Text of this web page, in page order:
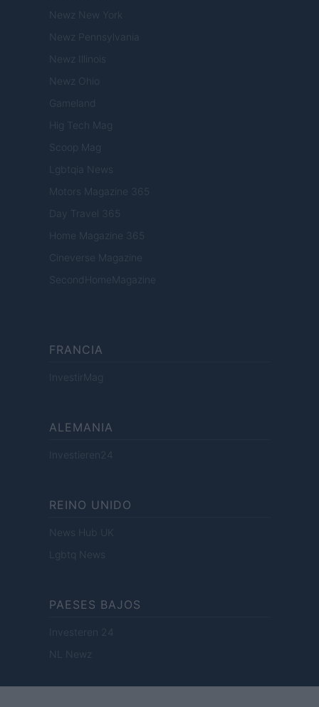
Newz New York
Newz Pennsylvania
Newz Illinois
Newz Ohio
Gameland
Hig Tech Mag
Scoop Mag
Lgbtqia News
Motors Magazine 365
Day Travel 365
Home Magazine 365
Cineverse Magazine
SecondHomeMagazine
FRANCIA
InvestirMag
ALEMANIA
Investieren24
REINO UNIDO
News Hub UK
Lgbtq News
PAESES BAJOS
Investeren 24
NL Newz